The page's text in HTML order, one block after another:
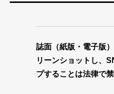
誌面（紙版・電子版
リーンショットし、
プすることは法律で